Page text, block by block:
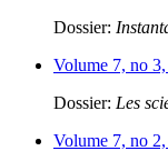
Dossier:
Volume 7, no
Dossier: Les
Volume 7, no